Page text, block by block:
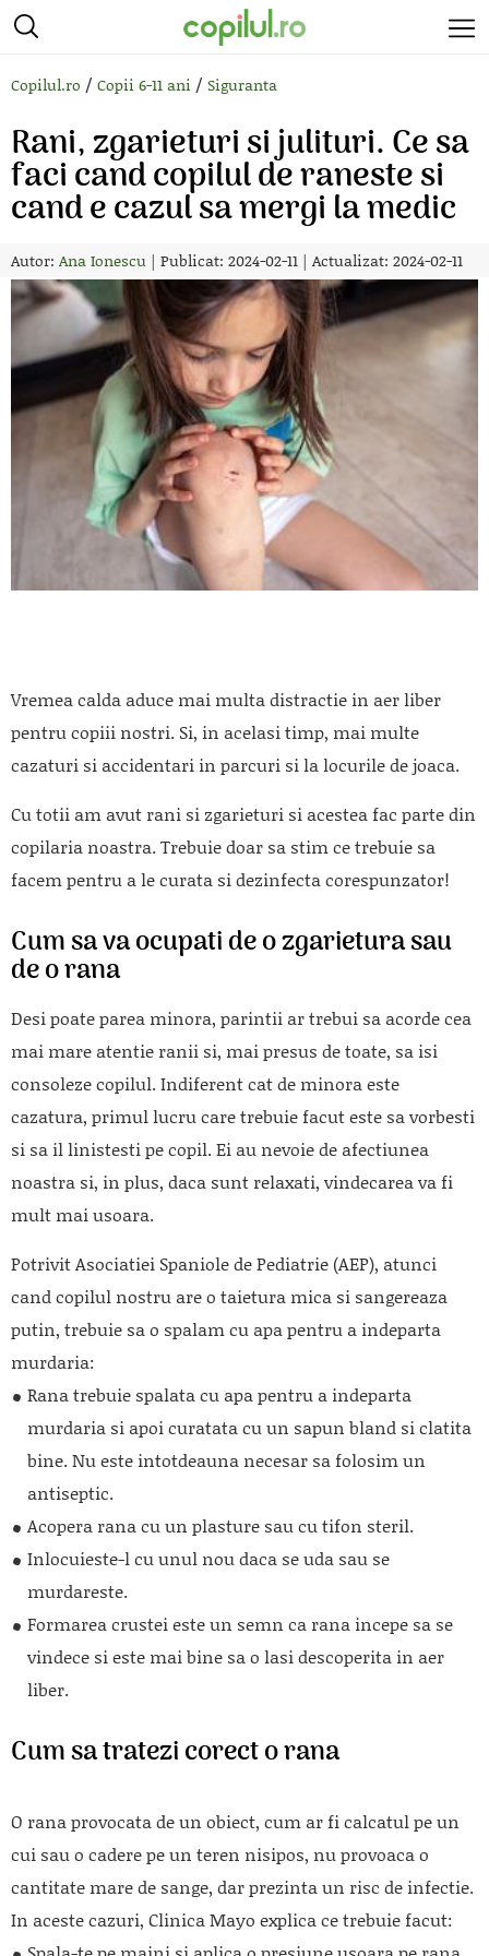
Copilul.ro / Copii 6-11 ani / Siguranta
Rani, zgarieturi si julituri. Ce sa
faci cand copilul de raneste si
cand e cazul sa mergi la medic
Autor: Ana Ionescu | Publicat: 2024-02-11 | Actualizat: 2024-02-11
Vremea calda aduce mai multa distractie in aer liber
pentru copiii nostri. Si, in acelasi timp, mai multe
cazaturi si accidentari in parcuri si la locurile de joaca.
Cu totii am avut rani si zgarieturi si acestea fac parte din
copilaria noastra. Trebuie doar sa stim ce trebuie sa
facem pentru a le curata si dezinfecta corespunzator!
Cum sa va ocupati de o zgarietura sau
de o rana
Desi poate parea minora, parintii ar trebui sa acorde cea
mai mare atentie ranii si, mai presus de toate, sa isi
consoleze copilul. Indiferent cat de minora este
cazatura, primul lucru care trebuie facut este sa vorbesti
si sa il linistesti pe copil. Ei au nevoie de afectiunea
noastra si, in plus, daca sunt relaxati, vindecarea va fi
mult mai usoara.
Potrivit Asociatiei Spaniole de Pediatrie (AEP), atunci
cand copilul nostru are o taietura mica si sangereaza
putin, trebuie sa o spalam cu apa pentru a indeparta
murdaria:
Rana trebuie spalata cu apa pentru a indeparta
murdaria si apoi curatata cu un sapun bland si clatita
bine. Nu este intotdeauna necesar sa folosim un
antiseptic.
Acopera rana cu un plasture sau cu tifon steril.
Inlocuieste-l cu unul nou daca se uda sau se
murdareste.
Formarea crustei este un semn ca rana incepe sa se
vindece si este mai bine sa o lasi descoperita in aer
liber.
Cum sa tratezi corect o rana
O rana provocata de un obiect, cum ar fi calcatul pe un
cui sau o cadere pe un teren nisipos, nu provoaca o
cantitate mare de sange, dar prezinta un risc de infectie.
In aceste cazuri, Clinica Mayo explica ce trebuie facut: